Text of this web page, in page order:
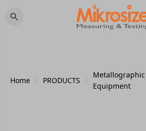
Home / PRODUCTS /
Metallographic
Equipment